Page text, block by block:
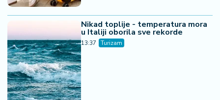
Nikad toplije - temperatura mora
u Italiji oborila sve rekorde
13:37 Turizam